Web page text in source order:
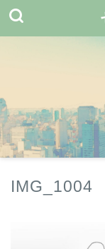
IMG_1004